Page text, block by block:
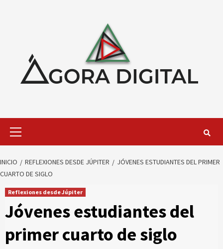
INICIO REFLEXIONES DESDE JÚPITER
JÓVENES ESTUDIANTES DEL PRIMER
CUARTO DE SIGLO
Reflexiones desde Júpiter
Jóvenes estudiantes del
primer cuarto de siglo